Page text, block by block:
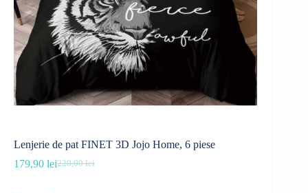
Lenjerie de pat FINET 3D Jojo Home, 6 piese
220,00lei
Prețul
179,90 leiPrețul